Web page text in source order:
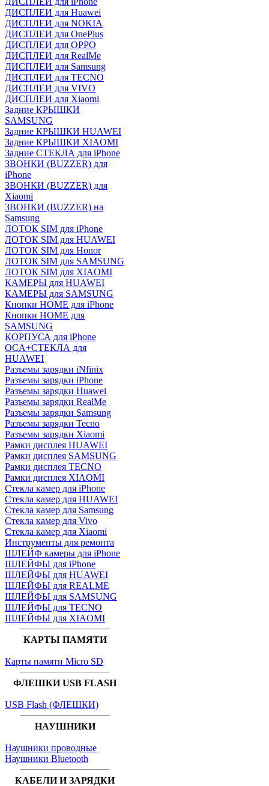
ДИСПЛЕИ для Huawei
ДИСПЛЕИ для NOKIA
ДИСПЛЕИ для OnePlus
ДИСПЛЕИ для OPPO
ДИСПЛЕИ для RealMe
ДИСПЛЕИ для Samsung
ДИСПЛЕИ для TECNO
ДИСПЛЕИ для VIVO
ДИСПЛЕИ для Xiaomi
Задние КРЫШКИ
SAMSUNG
Задние КРЫШКИ HUAWEI
Задние КРЫШКИ XIAOMI
Задние СТЕКЛА для iPhone
ЗВОНКИ (BUZZER) для
iPhone
ЗВОНКИ (BUZZER) для
Xiaomi
ЗВОНКИ (BUZZER) на
Samsung
ЛОТОК SIM для iPhone
ЛОТОК SIM для HUAWEI
ЛОТОК SIM для Honor
ЛОТОК SIM для SAMSUNG
ЛОТОК SIM для XIAOMI
КАМЕРЫ для HUAWEI
КАМЕРЫ для SAMSUNG
Кнопки HOME для iPhone
Кнопки HOME для
SAMSUNG
КОРПУСА для iPhone
OCA+СТЕКЛА для
HUAWEI
Разъемы зарядки iNfinix
Разъемы зарядки iPhone
Разъемы зарядки Huawei
Разъемы зарядки RealMe
Разъемы зарядки Samsung
Разъемы зарядки Tecno
Разъемы зарядки Xiaomi
Рамки дисплея HUAWEI
Рамки дисплея SAMSUNG
Рамки дисплея TECNO
Рамки дисплея XIAOMI
Стекла камер для iPhone
Стекла камер для HUAWEI
Стекла камер для Samsung
Стекла камер для Vivo
Стекла камер для Xiaomi
Инструменты для ремонта
ШЛЕЙФ камеры для iPhone
ШЛЕЙФЫ для iPhone
ШЛЕЙФЫ для HUAWEI
ШЛЕЙФЫ для REALME
ШЛЕЙФЫ для SAMSUNG
ШЛЕЙФЫ для TECNO
ШЛЕЙФЫ для XIAOMI
КАРТЫ ПАМЯТИ
Карты памяти Micro SD
ФЛЕШКИ USB FLASH
USB Flash (ФЛЕШКИ)
НАУШНИКИ
Наушники проводные
Наушники Bluetooth
КАБЕЛИ И ЗАРЯДКИ